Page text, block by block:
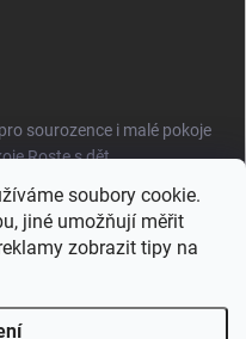
soubory cookie.
jiné umožňují měřit
zobrazit tipy na
sourozence i malé pokoje
Roste s dět...
pro malé prostory i
vašemu živo...